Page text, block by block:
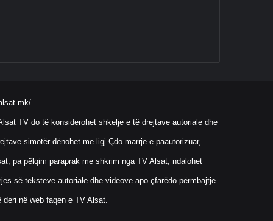
TV do të konsiderohet shkelje e të drejtave autoriale dhe
simotër dënohet me ligj.Çdo marrje e paautorizuar,
pa pëlqim paraprak me shkrim nga TV Alsat, ndalohet
së teksteve autoriale dhe videove apo çfarëdo përmbajtje
në web faqen e TV Alsat.